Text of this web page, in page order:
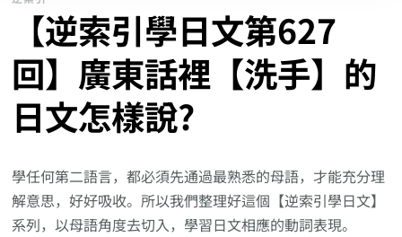
【逆索引學日文第627
回】廣東話裡【洗手】的
日文怎樣說?
學任何第二語言，都必須先通過最熟悉的母語，才能充分理
解意思，好好吸收。所以我們整理好這個【逆索引學日文】
系列，以母語角度去切入，學習日文相應的動詞表現。